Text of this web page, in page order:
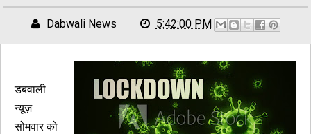
Dabwali News 5:42:00 PM
डबवाली
न्यूज़
सोमवार को